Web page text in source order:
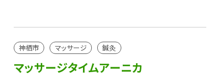
神栖市 マッサージ 鍼灸
マッサージタイムアーニカ